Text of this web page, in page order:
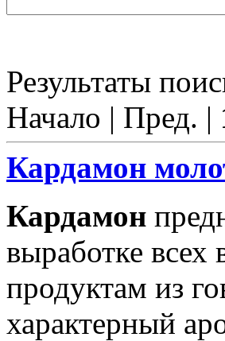
Результаты
Начало | Пред. |
Кардамон
Кардамон
выработке
продуктам из
характерный